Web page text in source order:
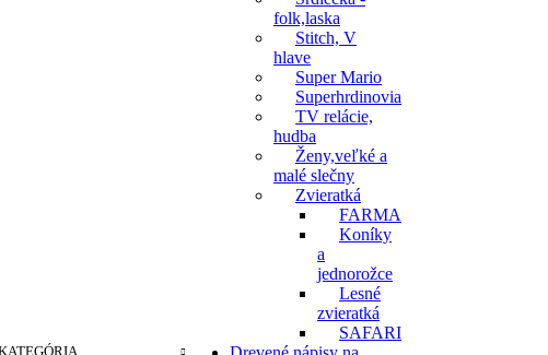
folk,laska
Stitch, V
hlave
Super Mario
Superhrdinovia
TV relácie,
hudba
Ženy,veľké a
malé slečny
Zvieratká
FARMA
Koníky
a
jednorožce
Lesné
zvieratká
SAFARI